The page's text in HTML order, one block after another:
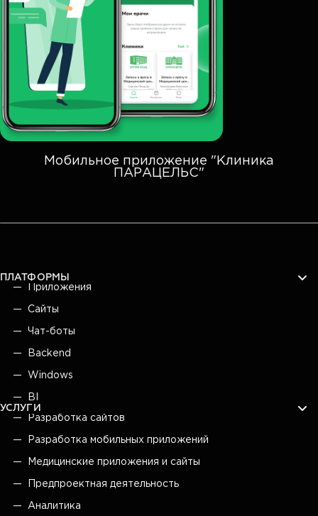
Мобильное приложение "Клиника
ПАРАЦЕЛЬС"
ПЛАТФОРМЫ
Приложения
Сайты
Чат-боты
Backend
Windows
BI
УСЛУГИ
Разработка сайтов
Разработка мобильных приложений
Медицинские приложения и сайты
Предпроектная деятельность
Аналитика